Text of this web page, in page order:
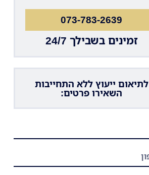
073-783-2639
זמינים בשבילך 24/7
לתיאום ייעוץ ללא התחייבות
השאירו פרטים: